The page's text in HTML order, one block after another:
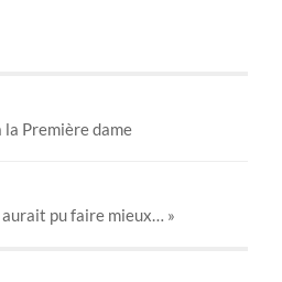
Première dame
pu faire mieux… »